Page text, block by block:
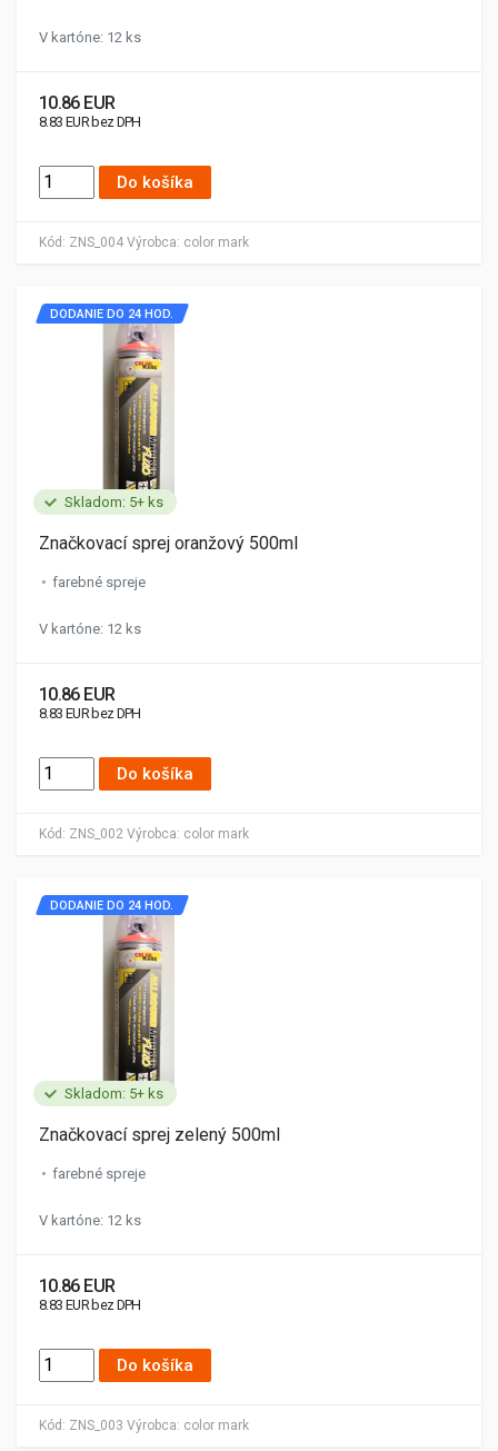
Kód: ZNS_004 Výrobca: color mark
V kartóne: 12 ks
10.86 EUR
8.83 EUR bez DPH
Do košíka
Skladom: 5+ ks
Kód: ZNS_002 Výrobca: color mark
DODANIE DO 24 HOD.
Značkovací sprej oranžový 500ml
farebné spreje
V kartóne: 12 ks
10.86 EUR
8.83 EUR bez DPH
Do košíka
Skladom: 5+ ks
Kód: ZNS_003 Výrobca: color mark
DODANIE DO 24 HOD.
Značkovací sprej zelený 500ml
farebné spreje
V kartóne: 12 ks
10.86 EUR
8.83 EUR bez DPH
Do košíka